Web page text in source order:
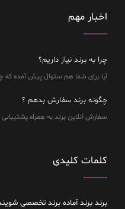
اخبار مهم
چرا به برند نیاز داریم؟
آیا برای شما هم سئوال پیش آمده که
چگونه برند سفارش بدهم ؟
سفارش آنلاین برند به همراه
کلمات کلیدی
برند برند آماده برند تخصصی